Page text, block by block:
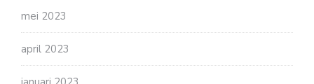
mei 2023
april 2023